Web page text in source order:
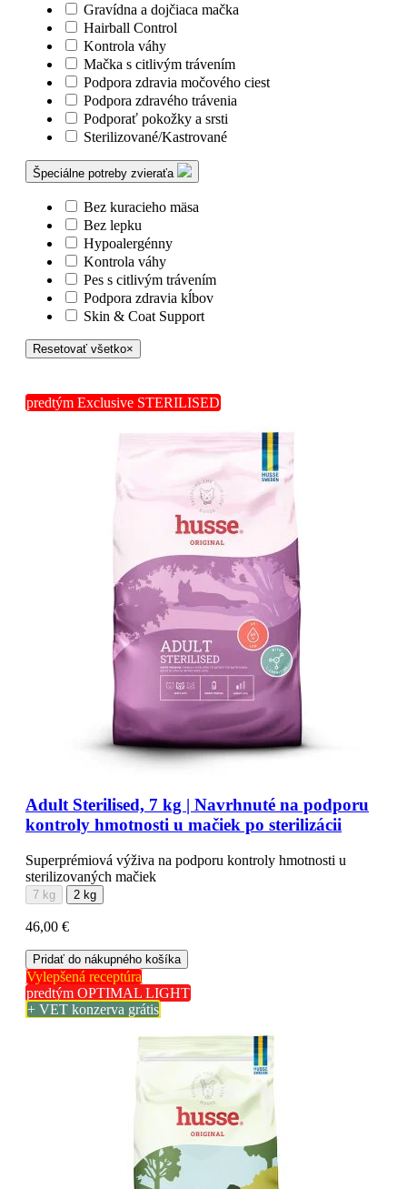
Gravídna a dojčiaca mačka
Hairball Control
Kontrola váhy
Mačka s citlivým trávením
Podpora zdravia močového ciest
Podpora zdravého trávenia
Podporať pokožky a srsti
Sterilizované/Kastrované
Špeciálne potreby zvieraťa
Bez kuracieho mäsa
Bez lepku
Hypoalergénny
Kontrola váhy
Pes s citlivým trávením
Podpora zdravia kĺbov
Skin & Coat Support
Resetovať všetko×
predtým Exclusive STERILISED
Adult Sterilised, 7 kg | Navrhnuté na podporu
kontroly hmotnosti u mačiek po sterilizácii
Superprémiová výživa na podporu kontroly hmotnosti u
sterilizovaných mačiek
7 kg 2 kg
46,00 €
Pridať do nákupného košíka
Vylepšená receptúra
predtým OPTIMAL LIGHT
+ VET konzerva grátis